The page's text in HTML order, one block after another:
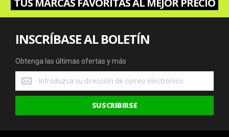
TUS MARCAS FAVORITAS AL MEJOR PRECIO
INSCRÍBASE AL BOLETÍN
Obtenga las últimas ofertas y más
Obtenga
las
últimas
y
SUSCRIBIRSE